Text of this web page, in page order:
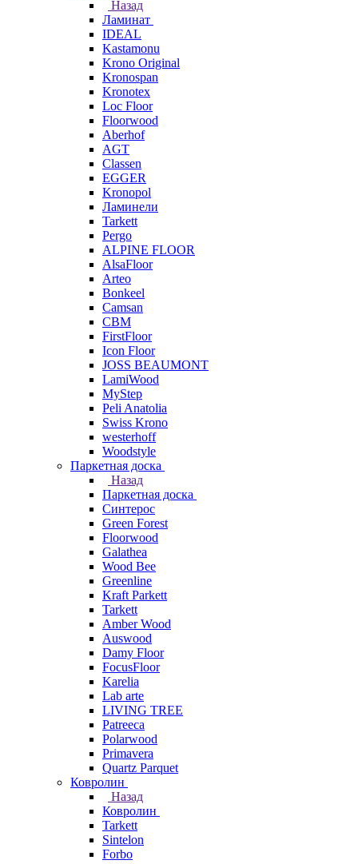
Назад
Ламинат
IDEAL
Kastamonu
Krono Original
Kronospan
Kronotex
Loc Floor
Floorwood
Aberhof
AGT
Classen
EGGER
Kronopol
Ламинели
Tarkett
Pergo
ALPINE FLOOR
AlsaFloor
Arteo
Bonkeel
Camsan
CBM
FirstFloor
Icon Floor
JOSS BEAUMONT
LamiWood
MyStep
Peli Anatolia
Swiss Krono
westerhoff
Woodstyle
Паркетная доска
Назад
Паркетная доска
Синтерос
Green Forest
Floorwood
Galathea
Wood Bee
Greenline
Kraft Parkett
Tarkett
Amber Wood
Auswood
Damy Floor
FocusFloor
Karelia
Lab arte
LIVING TREE
Patreeca
Polarwood
Primavera
Quartz Parquet
Ковролин
Назад
Ковролин
Tarkett
Sintelon
Forbo